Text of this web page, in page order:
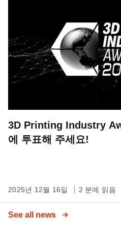
3D Printing Industry
에 투표해 주세요!
2025년 12월 16일 2 분에 읽음
See all news